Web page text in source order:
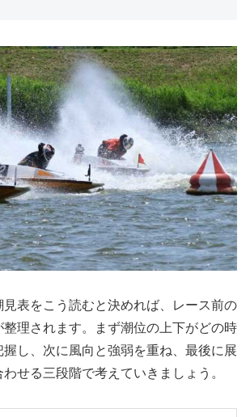
表をこう読むと決めれば、レース前の
理されます。まず潮位の上下がどの時
握し、次に風向と強弱を重ね、最後に展
せる三段階で考えていきましょう。